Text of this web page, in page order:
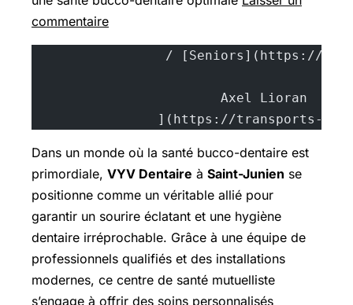
commentaire
](https://transports-
Dans un monde où la santé bucco-dentaire est
primordiale, VYV Dentaire à Saint-Junien se
positionne comme un véritable allié pour
garantir un sourire éclatant et une hygiène
dentaire irréprochable. Grâce à une équipe de
professionnels qualifiés et des installations
modernes, ce centre de santé mutuelliste
s’engage à offrir des soins personnalisés